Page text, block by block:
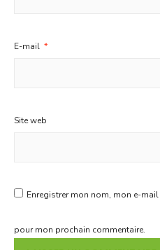
E-mail *
Site web
Enregistrer mon nom, mon e-
pour mon prochain commentaire.